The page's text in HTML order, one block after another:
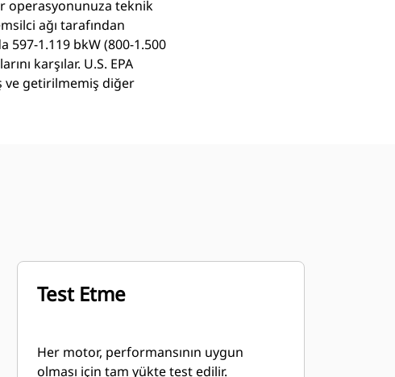
operasyonunuza teknik
ağı tarafından
597-1.119 bkW (800-1.500
karşılar. U.S. EPA
ve getirilmemiş diğer
Test Etme
Her motor, performansının uygun
olması için tam yükte test edilir.